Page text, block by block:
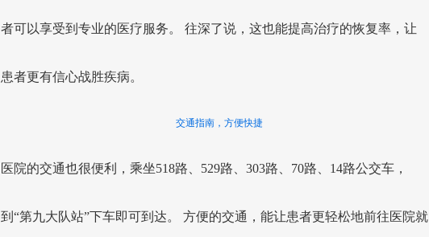
者可以享受到专业的医疗服务。 往深了说，这也能提高治疗的恢复率，让
患者更有信心战胜疾病。
交通指南，方便快捷
医院的交通也很便利，乘坐518路、529路、303路、70路、14路公交车，
到“第九大队站”下车即可到达。 方便的交通，能让患者更轻松地前往医院就